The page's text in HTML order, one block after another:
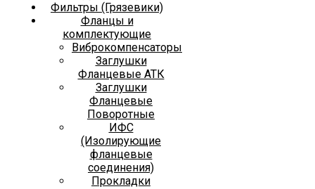
Фильтры (Грязевики)
Фланцы и
комплектующие
Виброкомпенсаторы
Заглушки
Фланцевые АТК
Заглушки
Фланцевые
Поворотные
ИФС
(Изолирующие
фланцевые
соединения)
Прокладки